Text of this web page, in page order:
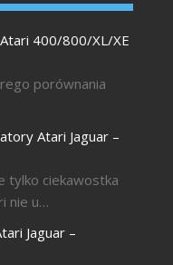
400/800/XL/XE
porównania
Atari Jaguar –
tylko ciekawostka
nie u…
Jaguar –